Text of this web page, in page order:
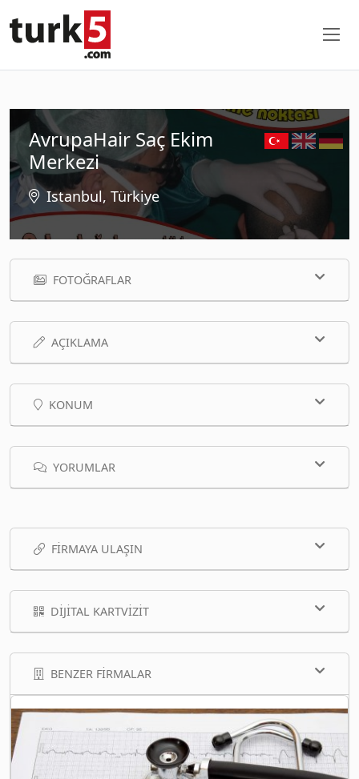
AvrupaHair Saç Ekim
Merkezi
Istanbul, Türkiye
FOTOĞRAFLAR
AÇIKLAMA
KONUM
YORUMLAR
FIRMAYA ULAŞIN
DIJITAL KARTVIZIT
BENZER FIRMALAR